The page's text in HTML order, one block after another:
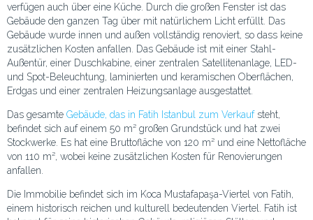
verfügen auch über eine Küche. Durch die großen Fenster ist das
Gebäude den ganzen Tag über mit natürlichem Licht erfüllt. Das
Gebäude wurde innen und außen vollständig renoviert, so dass keine
zusätzlichen Kosten anfallen. Das Gebäude ist mit einer Stahl-
Außentür, einer Duschkabine, einer zentralen Satellitenanlage, LED-
und Spot-Beleuchtung, laminierten und keramischen Oberflächen,
Erdgas und einer zentralen Heizungsanlage ausgestattet.
Das gesamte Gebäude, das in Fatih Istanbul zum Verkaufsteht,
befindet sich auf einem 50 m² großen Grundstück und hat zwei
Stockwerke. Es hat eine Bruttofläche von 120 m² und eine Nettofläche
von 110 m², wobei keine zusätzlichen Kosten für Renovierungen
anfallen.
Die Immobilie befindet sich im Koca Mustafapaşa-Viertel von Fatih,
einem historisch reichen und kulturell bedeutenden Viertel. Fatih ist